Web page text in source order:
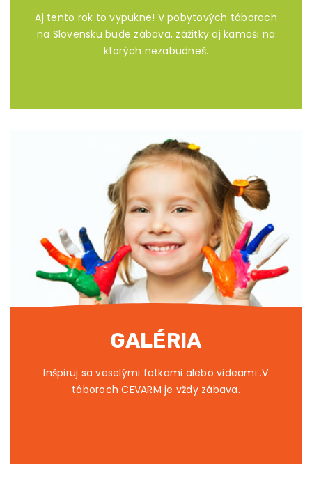
Aj tento rok to vypukne! V pobytových táboroch
na Slovensku bude zábava, zážitky aj kamoši na
ktorých nezabudneš.
GALÉRIA
Inšpiruj sa veselými fotkami alebo videami .V
táboroch CEVARM je vždy zábava.